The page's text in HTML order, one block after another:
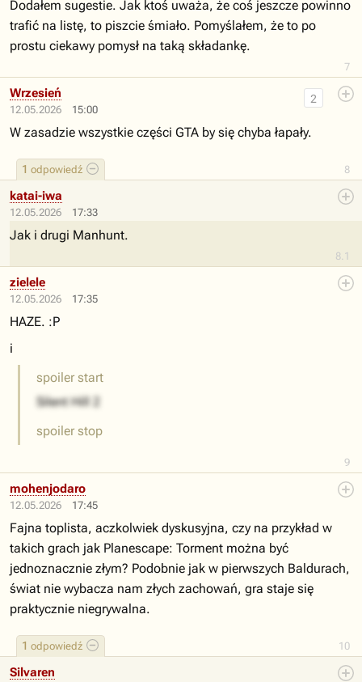
7
Dodałem sugestie. Jak ktoś uważa, że coś jeszcze powinno
trafić na listę, to piszcie śmiało. Pomyślałem, że to po
prostu ciekawy pomysł na taką składankę.
12.05.2026 15:00
8
2
1 odpowiedź
Wrzesień
W zasadzie wszystkie części GTA by się chyba łapały.
12.05.2026 17:33
8.1
katai-iwa
Jak i drugi Manhunt.
12.05.2026 17:35
9
zielele
HAZE. :P
i
spoiler start
Silent Hill 2
spoiler stop
12.05.2026 17:45
10
1 odpowiedź
mohenjodaro
Fajna toplista, aczkolwiek dyskusyjna, czy na przykład w
takich grach jak Planescape: Torment można być
jednoznacznie złym? Podobnie jak w pierwszych Baldurach,
świat nie wybacza nam złych zachowań, gra staje się
praktycznie niegrywalna.
Silvaren